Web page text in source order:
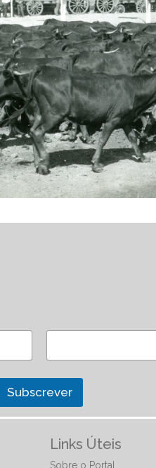
Subscrever
Links Úteis
Sobre o Portal